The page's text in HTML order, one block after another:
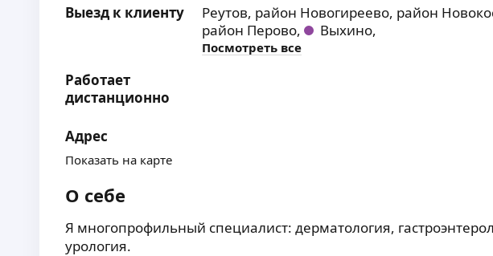
Выезд к клиенту Реутов, район Новогиреево, район
район Перово,
Выхино,
Посмотреть все
Работает
дистанционно
Адрес
Показать на карте
О себе
Я многопрофильный специалист: дерматология,
урология.